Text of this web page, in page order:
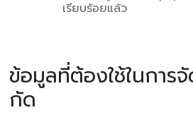
เรียบร้อยแล้ว
ข้อมูลที่ต้องใช้ในการ
กัด